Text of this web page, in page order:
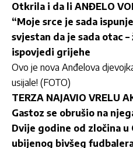
Otkrila i da li ANĐELO
“Moje srce je sada
svjestan da je sada otac
ispovjedi grijehe
Ovo je nova Anđelova
usijale! (FOTO)
TERZA NAJAVIO VRELU
Gastoz se obrušio na
Dvije godine od zločina u
ubijenog bivšeg